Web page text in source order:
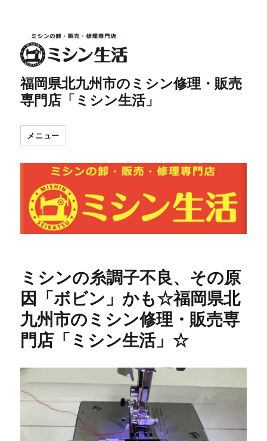
福岡県北九州市のミシン修理・販売
専門店「ミシン生活」
メニュー
ミシンの糸調子不良、その原
因「ボビン」かも☆福岡県北
九州市のミシン修理・販売専
門店「ミシン生活」☆